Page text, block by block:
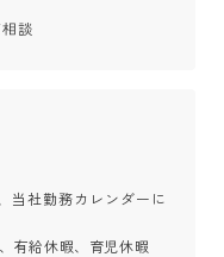
談
当社勤務カレンダーに
有給休暇、育児休暇